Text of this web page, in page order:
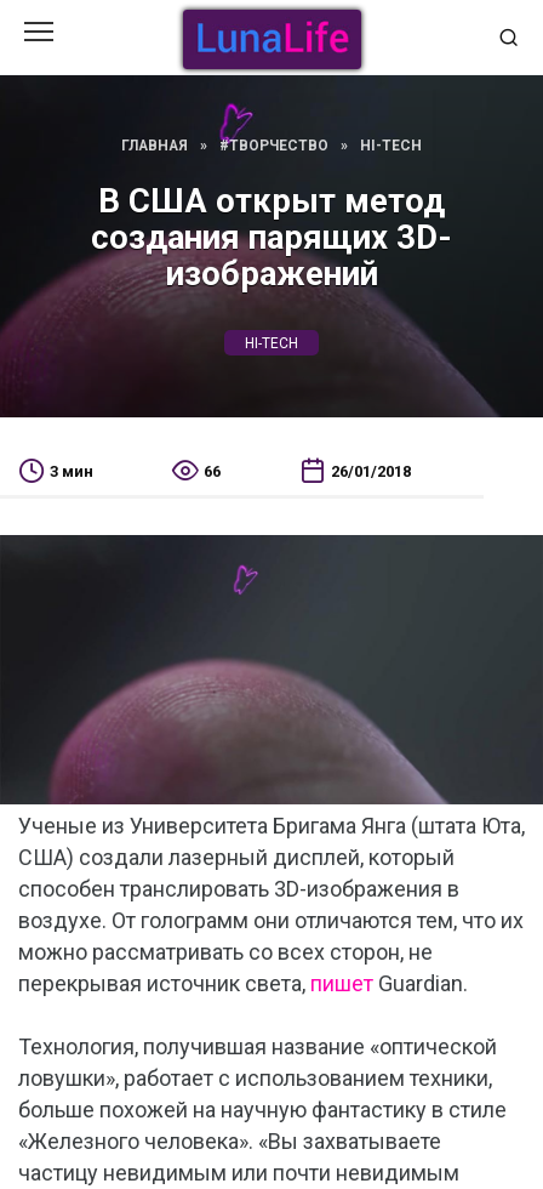
содержанию
ГЛАВНАЯ » #ТВОРЧЕСТВО » HI-TECH
В США открыт метод
создания парящих 3D-
изображений
HI-TECH
3 мин 66 26/01/2018
Ученые из Университета Бригама Янга (штата Юта,
США) создали лазерный дисплей, который
способен транслировать 3D-изображения в
воздухе. От голограмм они отличаются тем, что их
можно рассматривать со всех сторон, не
перекрывая источник света, пишет Guardian.
Технология, получившая название «оптической
ловушки», работает с использованием техники,
больше похожей на научную фантастику в стиле
«Железного человека». «Вы захватываете
частицу невидимым или почти невидимым